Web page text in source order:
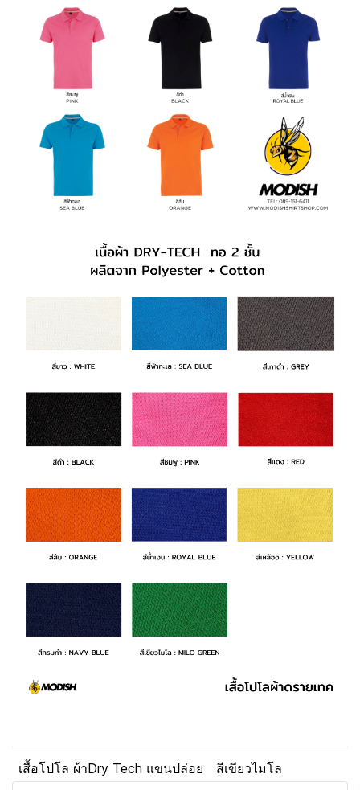
เสื้อโปโล ผ้าDry Tech แขนปล่อย สีเขียวไมโล